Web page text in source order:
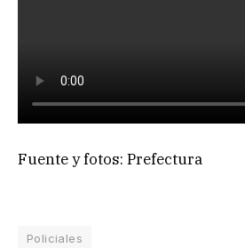
Fuente y fotos: Prefectura
Policiales